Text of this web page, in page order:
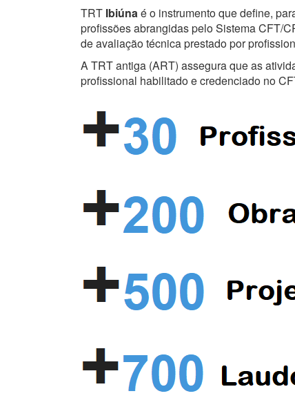
TRT Ibiúnaé o instrumento que define,
profissões abrangidas pelo Sistema CFT/
de avaliação técnica prestado por
A TRT antiga (ART) assegura que as
profissional habilitado e credenciado no